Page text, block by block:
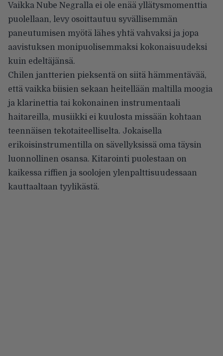
Vaikka Nube Negralla ei ole enää yllätysmomenttia
puolellaan, levy osoittautuu syvällisemmän
paneutumisen myötä lähes yhtä vahvaksi ja jopa
aavistuksen monipuolisemmaksi kokonaisuudeksi
kuin edeltäjänsä.
Chilen jantterien pieksentä on siitä hämmentävää,
että vaikka biisien sekaan heitellään maltilla moogia
ja klarinettia tai kokonainen instrumentaali
haitareilla, musiikki ei kuulosta missään kohtaan
teennäisen tekotaiteelliselta. Jokaisella
erikoisinstrumentilla on sävellyksissä oma täysin
luonnollinen osansa. Kitarointi puolestaan on
kaikessa riffien ja soolojen ylenpalttisuudessaan
kauttaaltaan tyylikästä.